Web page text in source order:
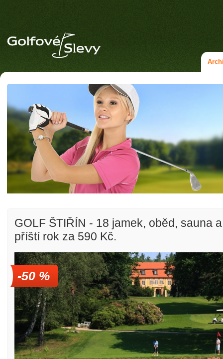
Golfové slevy – Slevy na green
GOLF ŠTIŘÍN - 18 jamek, oběd, sauna
příští rok za 590 Kč.
-50 %